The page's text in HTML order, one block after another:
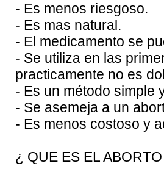
- Es menos riesgoso.
- Es mas natural.
- El medicamento se
- Se utiliza en las
practicamente no es
- Es un método simple
- Se asemeja a un
- Es menos costoso y
¿ QUE ES EL